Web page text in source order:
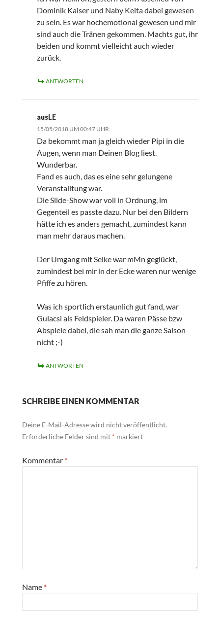
Dominik Kaiser und Naby Keita dabei gewesen
zu sein. Es war hochemotional gewesen und mir
sind auch die Tränen gekommen. Machts gut, ihr
beiden und kommt vielleicht auch wieder
zurück.
ANTWORTEN
ausLE
15/05/2018 UM 00:47 UHR
Da bekommt man ja gleich wieder Pipi in die
Augen, wenn man Deinen Blog liest.
Wunderbar.
Fand es auch, das es eine sehr gelungene
Veranstalltung war.
Die Slide-Show war voll in Ordnung, im
Gegenteil es passte dazu. Nur bei den Bildern
hätte ich es anders gemacht, zumindest kann
man mehr daraus machen.
Der Umgang mit Selke war mMn geglückt,
zumindest bei mir in der Ecke waren nur wenige
Pfiffe zu hören.
Was ich sportlich erstaunlich gut fand, war
Gulacsi als Feldspieler. Da waren Pässe bzw
Abspiele dabei, die sah man die ganze Saison
nicht ;-)
ANTWORTEN
SCHREIBE EINEN KOMMENTAR
Deine E-Mail-Adresse wird nicht veröffentlicht.
Erforderliche Felder sind mit * markiert
Kommentar *
Name *